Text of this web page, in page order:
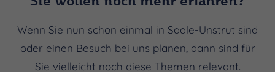
Wenn Sie nun schon einmal in Saale-Unstrut sind
oder einen Besuch bei uns planen, dann sind für
Sie vielleicht noch diese Themen relevant.